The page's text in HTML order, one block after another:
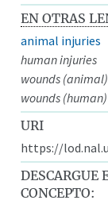
EN OTRAS
animal injuries
human injuries
wounds (animal)
wounds (human)
URI
https://
DESCARGUE
CONCEPTO: